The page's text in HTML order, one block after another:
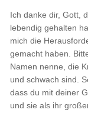
Ich danke dir, Gott,
lebendig gehalten
mich die
gemacht haben.
Namen nenne, die
und schwach sind.
dass du mit deiner
und sie als ihr